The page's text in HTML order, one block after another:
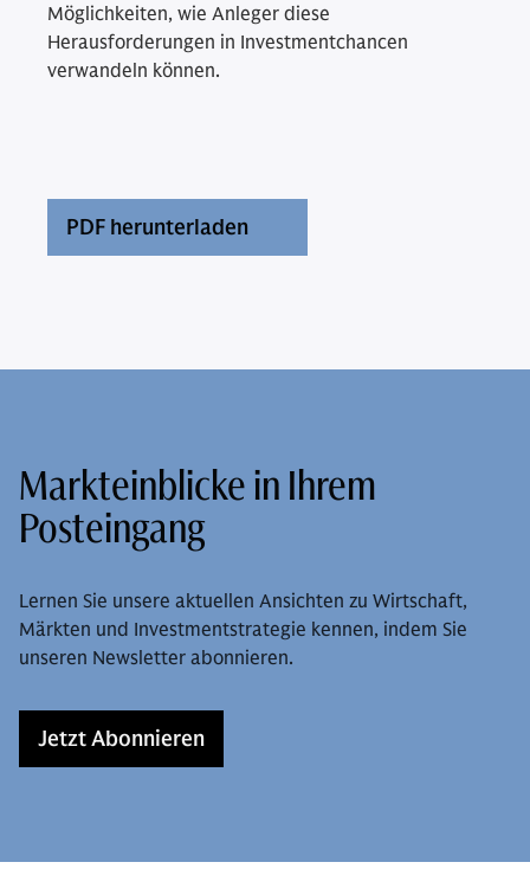
Möglichkeiten, wie Anleger diese
Herausforderungen in Investmentchancen
verwandeln können.
PDF herunterladen
Markteinblicke in Ihrem
Posteingang
Lernen Sie unsere aktuellen Ansichten zu Wirtschaft,
Märkten und Investmentstrategie kennen, indem Sie
unseren Newsletter abonnieren.
Jetzt Abonnieren